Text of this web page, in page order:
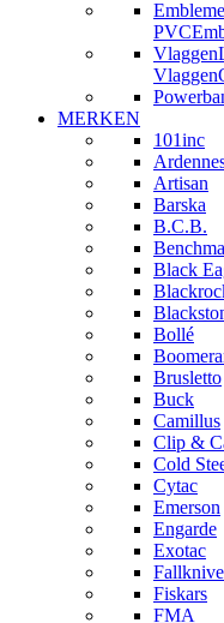
PVC
Vlaggen
Vlaggen
MERKEN
101inc
Artisan
Barska
B.C.B.
Black
Bollé
Brusletto
Buck
Camillus
Clip &
Cold
Cytac
Emerson
Engarde
Exotac
Fiskars
FMA